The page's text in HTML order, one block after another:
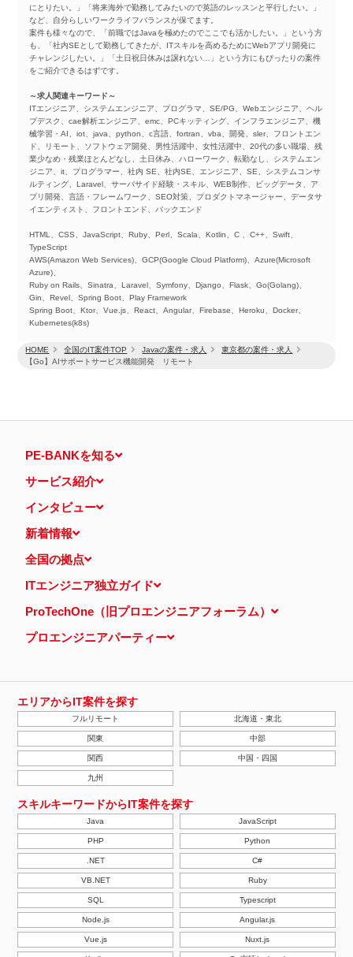
HOME 全国のIT案件TOP Javaの案件・求人
東京都の案件・求人
【Go】AIサポートサービス機能開発 リモート
にとりたい。」「将来海外で勤務してみたいので英語のレッスンと平行したい。」
など、自分らしいワークライフバランスが保てます。
案件も様々なので、「前職ではJavaを極めたのでここでも活かしたい。」という方
も、「社内SEとして勤務してきたが、ITスキルを高めるためにWebアプリ開発に
チャレンジしたい。」「土日祝日休みは譲れない…」という方にもぴったりの案件
をご紹介できるはずです。
～求人関連キーワード～
ITエンジニア、システムエンジニア、プログラマ、SE/PG、Webエンジニア、ヘル
プデスク、cae解析エンジニア、emc、PCキッティング、インフラエンジニア、機
械学習・AI、iot、java、python、c言語、fortran、vba、開発、sler、フロントエン
ド、リモート、ソフトウェア開発、男性活躍中、女性活躍中、20代の多い職場、残
業少なめ・残業ほとんどなし、土日休み、ハローワーク、転勤なし、システムエン
ジニア、it、プログラマー、社内 SE、社内SE、エンジニア、SE、システムコンサ
ルティング、Laravel、サーバサイド経験・スキル、WEB制作、ビッグデータ、ア
プリ開発、言語・フレームワーク、SEO対策、プロダクトマネージャー、データサ
イエンティスト、フロントエンド、バックエンド
HTML、CSS、JavaScript、Ruby、Perl、Scala、Kotlin、C 、C++、Swift、
TypeScript
AWS(Amazon Web Services)、GCP(Google Cloud Platform)、Azure(Microsoft
Azure)、
Ruby on Rails、Sinatra、Laravel、Symfony、Django、Flask、Go(Golang)、
Gin、Revel、Spring Boot、Play Framework
Spring Boot、Ktor、Vue.js、React、Angular、Firebase、Heroku、Docker、
Kubernetes(k8s)
PE-BANKを知る
サービス紹介
インタビュー
新着情報
全国の拠点
ITエンジニア独立ガイド
ProTechOne（旧プロエンジニアフォーラム）
プロエンジニアパーティー
エリアからIT案件を探す
フルリモート 北海道・東北
関東 中部
関西 中国・四国
九州
スキルキーワードからIT案件を探す
Java JavaScript
PHP Python
.NET C#
VB.NET Ruby
SQL Typescript
Node.js Angular.js
Vue.js Nuxt.js